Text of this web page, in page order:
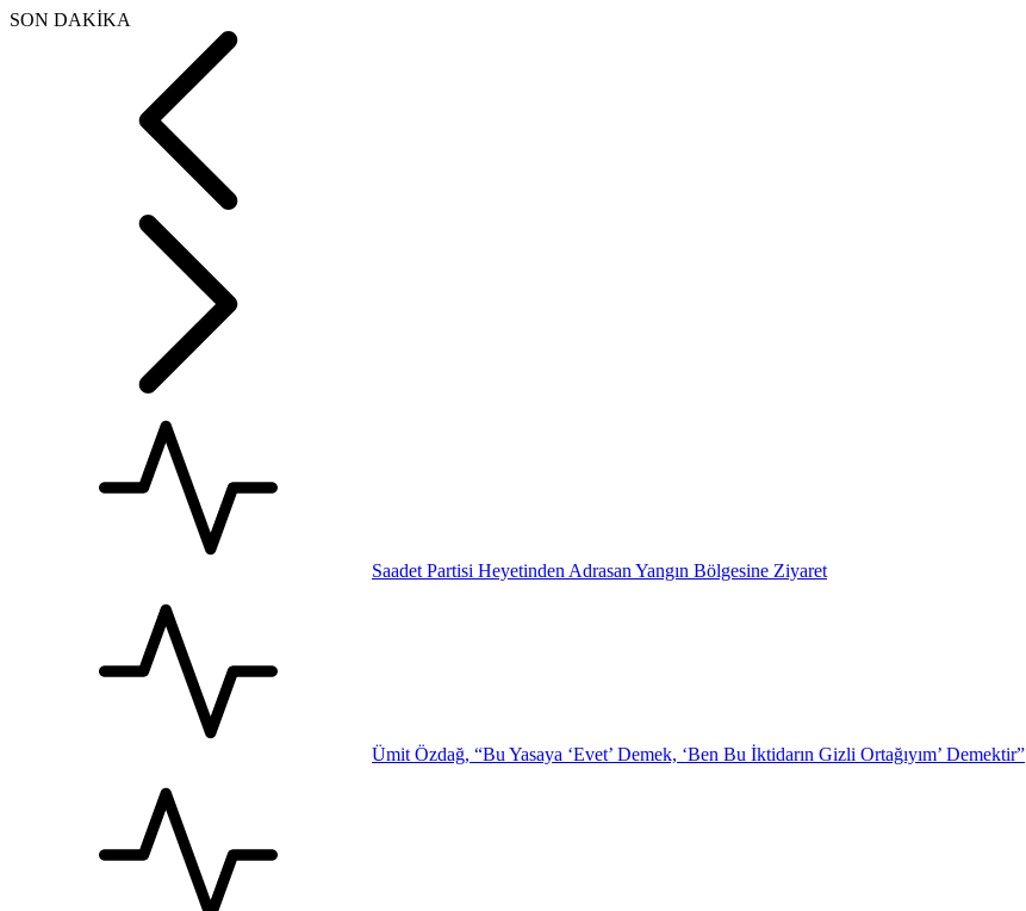
SON DAKİKA
Saadet Partisi Heyetinden Adrasan Yangın Bölgesine Ziyaret
Ümit Özdağ, “Bu Yasaya ‘Evet’ Demek, ‘Ben Bu İktidarın Gizli Ortağıyım’ Demektir”